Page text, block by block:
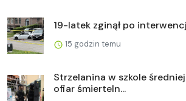
19-latek zginął po
15 godzin temu
Strzelanina w szkole
ofiar śmierteln...